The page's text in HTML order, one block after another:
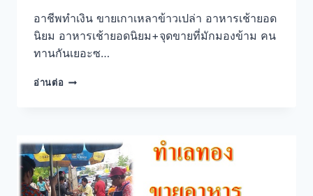
อาชีพทำเงิน ขายเกาเหลาข้าวเปล่า อาหารเช้ายอด
นิยม อาหารเช้ายอดนิยม+จุดขายที่มักมองข้าม คน
ทานกันเยอะซ…
อ่านต่อ อาชีพ
ข้าว
เปล่า
อาหาร
เช้า